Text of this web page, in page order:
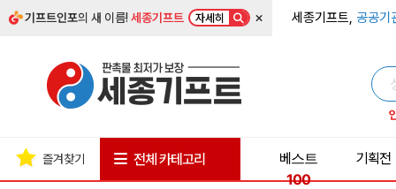
기프트인포의 새 이름!세종기프트 자세히 × 세종기프트, 공공기
즐겨찾기 전체 카테고리
베스트
100
기획전